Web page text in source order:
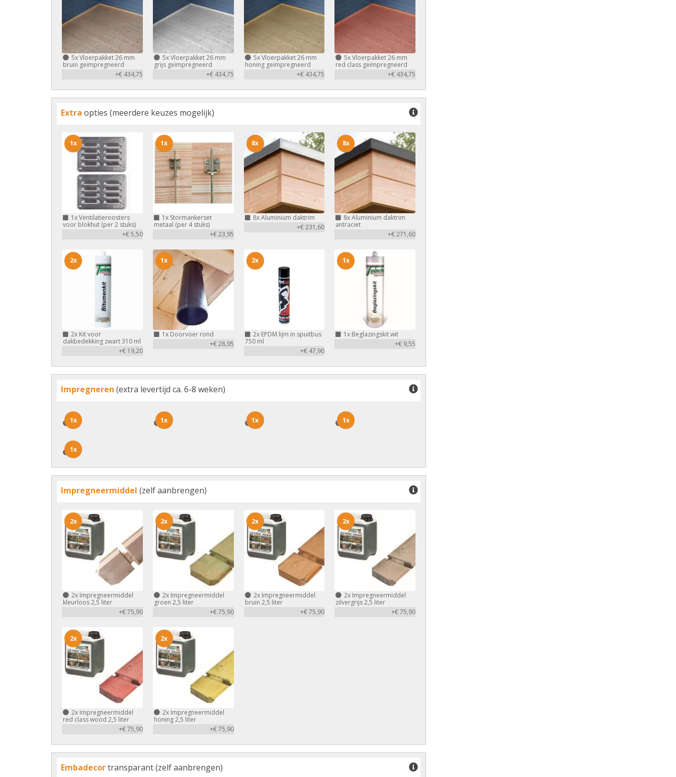
5xVloerpakket 26 mm
bruin geïmpregneerd
+€ 434,75
5xVloerpakket 26 mm
grijs geïmpregneerd
+€ 434,75
5xVloerpakket 26 mm
honing geïmpregneerd
+€ 434,75
5xVloerpakket 26 mm
red class geïmpregneerd
+€ 434,75
Extra opties (meerdere keuzes mogelijk)
1xVentilatieroosters
voor blokhut (per 2 stuks)
+€ 5,50
1x
1xStormankerset
metaal (per 4 stuks)
+€ 23,95
1x
8xAluminium daktrim
+€ 231,60
8x
8xAluminium daktrim
antraciet
+€ 271,60
8x
2x Kit voor
dakbedekking zwart 310 ml
+€ 19,20
2x
1xDoorvoer rond
+€ 28,95
1x
2xEPDM lijm in spuitbus
750 ml
+€ 47,90
2x
1x Beglazingskit wit
+€ 9,55
1x
Impregneren (extra levertijd ca. 6-8 weken)
1x
1x 1x
1x 1x
1x 1x
1x
1x
1x
Impregneermiddel (zelf aanbrengen)
2x Impregneermiddel
kleurloos 2,5 liter
+€ 75,90
2x
2xImpregneermiddel
groen 2,5 liter
+€ 75,90
2x
2xImpregneermiddel
bruin 2,5 liter
+€ 75,90
2x
2x Impregneermiddel
zilvergrijs 2,5 liter
+€ 75,90
2x
2x Impregneermiddel
red class wood 2,5 liter
+€ 75,90
2x
2xImpregneermiddel
honing 2,5 liter
+€ 75,90
2x
Embadecortransparant (zelf aanbrengen)